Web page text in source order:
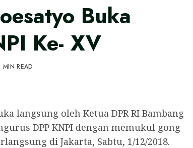
Buka
Ke- XV
MIN READ
langsung oleh Ketua DPR RI Bambang
DPP KNPI dengan memukul gong
di Jakarta, Sabtu, 1/12/2018.